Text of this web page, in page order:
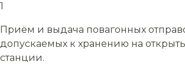
1
Приём и выдача повагонных
допускаемых к хранению на
станции.